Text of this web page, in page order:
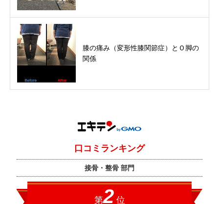
膝の痛み（変形性膝関節症）とＯ脚の
関係